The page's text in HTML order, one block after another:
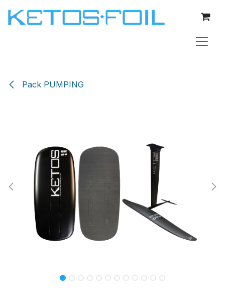
Pack PUMPING